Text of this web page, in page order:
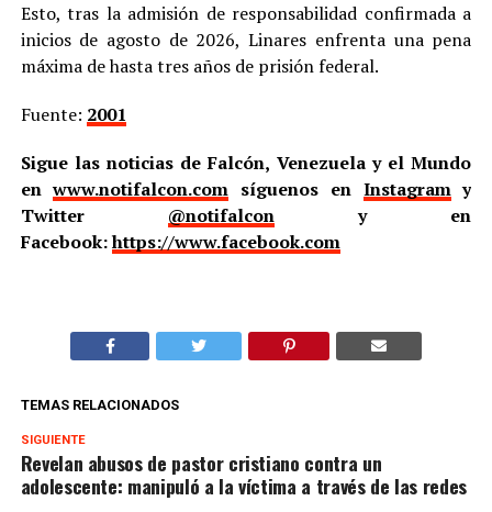
Esto, tras la admisión de responsabilidad confirmada a
inicios de agosto de 2026, Linares enfrenta una pena
máxima de hasta tres años de prisión federal.
Fuente: 2001
Sigue las noticias de Falcón, Venezuela y el Mundo
enwww.notifalcon.com síguenos en Instagramy
Twitter @notifalcony en
Facebook:https://www.facebook.com
TEMAS RELACIONADOS
SIGUIENTE
Revelan abusos de pastor cristiano contra un
adolescente: manipuló a la víctima a través de las redes